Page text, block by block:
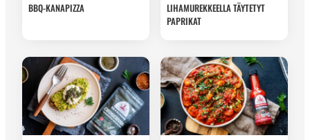
BBQ-KANAPIZZA
LIHAMUREKKEELLA TÄYTETYT
PAPRIKAT